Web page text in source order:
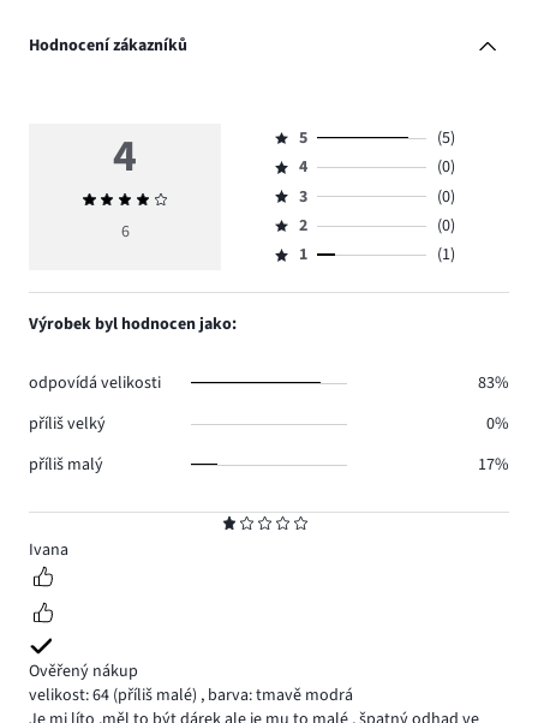
Hodnocení zákazníků
1
Ivana
Ověřený nákup
velikost: 64 (příliš malé) , barva: tmavě modrá
4
Průměrné
hodnocení
6
Hodnocení
5,
počet
hlasů
5.
5
(5)
Hodnocení
4,
počet
hlasů
4
(0)
Hodnocení
3,
počet
3
(0)
Hodnocení
2,
2
(0)
Hodnocení
1,
1 (1)
Výrobek byl hodnocen jako:
odpovídá velikosti
83%
příliš velký
0%
příliš malý
17%